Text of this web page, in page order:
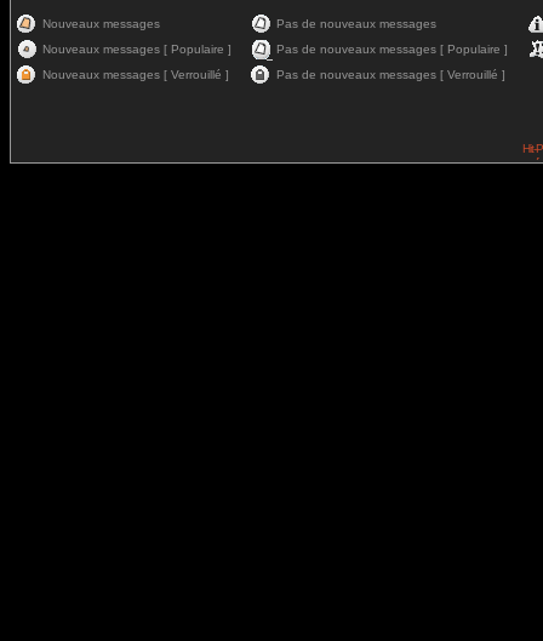
Nouveaux messages
Pas de nouveaux messages
Nouveaux messages [ Populaire ]
Pas de nouveaux messages [ Populaire ]
Nouveaux messages [ Verrouillé ]
Pas de nouveaux messages [ Verrouillé ]